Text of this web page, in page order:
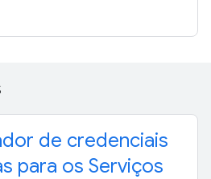
de credenciais
para os Serviços